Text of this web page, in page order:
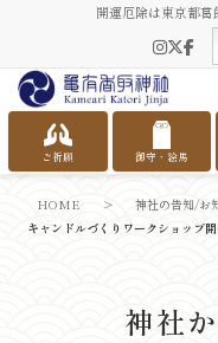
開運厄除は東京都
ご祈願 御守・絵馬
神社
HOME > 神社の告知/お
キャンドルづくりワークショップ